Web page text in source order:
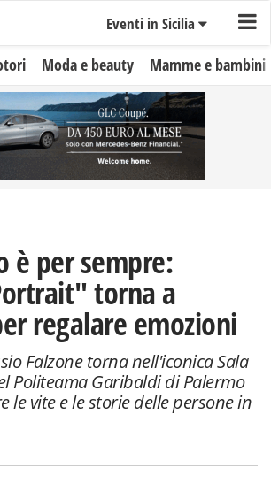
Eventi in Sicilia
Moda e beauty Mamme e bambini
è per sempre:
torna a
regalare emozioni
Falzone torna nell'iconica Sala
Politeama Garibaldi di Palermo
le vite e le storie delle persone in